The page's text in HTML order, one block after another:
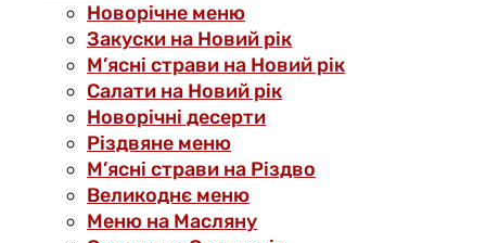
Новорічне меню
Закуски на Новий рік
М’ясні страви на Новий рік
Салати на Новий рік
Новорічні десерти
Різдвяне меню
М’ясні страви на Різдво
Великоднє меню
Меню на Масляну